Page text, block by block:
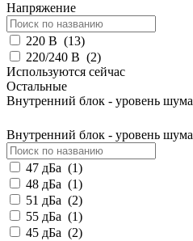
Напряжение
220 В (13)
220/240 B (2)
Используются сейчас
Остальные
Внутренний блок - уровень шума
Внутренний блок - уровень шума
47 дБа (1)
48 дБа (1)
51 дБа (2)
55 дБа (1)
45 дБа (2)